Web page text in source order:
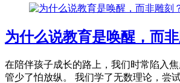
为什么说教育是唤醒，而
在陪伴孩子成长的路上，我们时常陷入焦
管少了怕放纵。 我们学了无数理论，尝